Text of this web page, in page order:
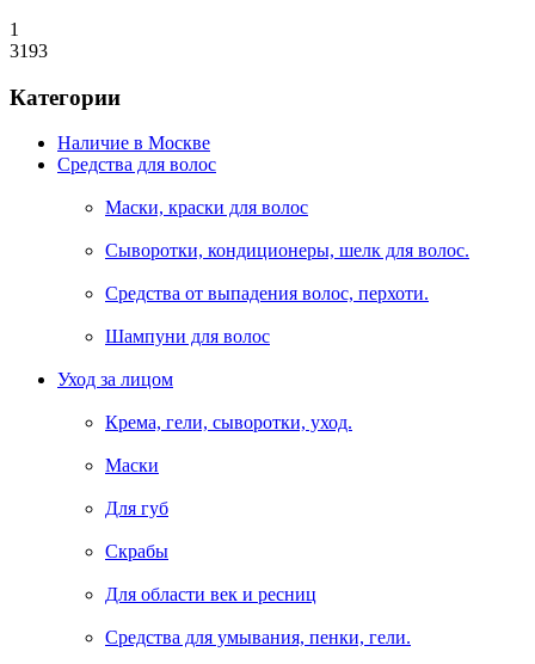
1
3193
Категории
Наличие в Москве
Средства для волос
Маски, краски для волос
Сыворотки, кондиционеры, шелк для волос.
Средства от выпадения волос, перхоти.
Шампуни для волос
Уход за лицом
Крема, гели, сыворотки, уход.
Маски
Для губ
Скрабы
Для области век и ресниц
Средства для умывания, пенки, гели.